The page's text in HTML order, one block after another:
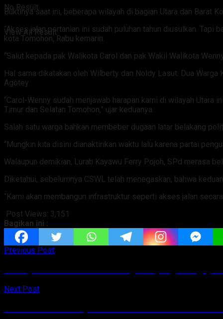
No Result
View All Result
Buktinya saat ini, beberapa wilayah di bagian Utara dan Barat
“Akses jalan pertanian ini sudah puluhan tahun diusulkan.
kota Tomohon, Rabu kemarin.
“Salut kepada pak Walikota Carol dan pak Wakil Walikota
Hal sama dikatakan oleh Wilberty dan Noldy Lasut. Dua
Agotey.
“Carol-Wenny sudah menjawab harapan kami di wilayah
Timur dan Selatan Tomohon,” ujar keduanya.
Salah satu warga bahkan membeber dugaan latar belakang
“Mungkin kita disini dianaktirikan waktu lalu karena partai
Walaupun demikian, Lurah Kayawu Ferry Pojoh, SPd merasa
Diketahui, sebelumnya CSWL telah menegaskan, bahwa
“Kami akan membangun infrastruktur seperti akses jalan
Post Views: 3,151
Bagikan ini :
Previous Post
Next Post